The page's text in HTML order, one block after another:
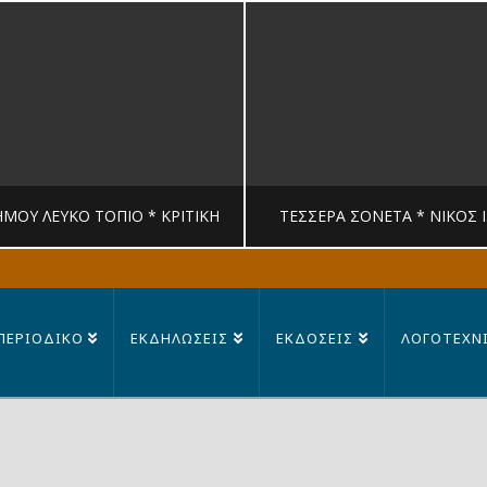
ΛΕΥΚΟ ΤΟΠΙΟ * ΚΡΙΤΙΚΉ
MANDRAGORAS
ΤΈΣΣΕΡΑ ΣΟΝΈΤΑ * ΝΊΚΟΣ
ΕΚΔΗΛΩΣΕΙΣ ΕΚΔΟΣΕΙΣ